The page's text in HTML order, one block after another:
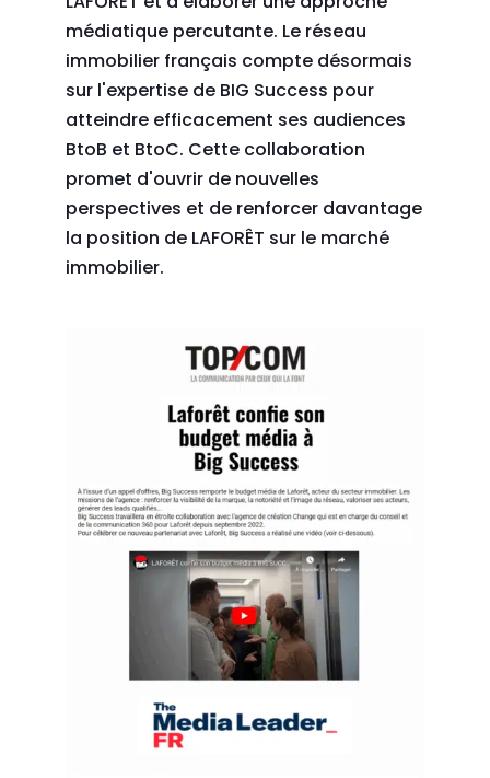
médiatique percutante. Le réseau
immobilier français compte désormais
sur l'expertise de BIG Success pour
atteindre efficacement ses audiences
BtoB et BtoC. Cette collaboration
promet d'ouvrir de nouvelles
perspectives et de renforcer davantage
la position de LAFORÊT sur le marché
immobilier.